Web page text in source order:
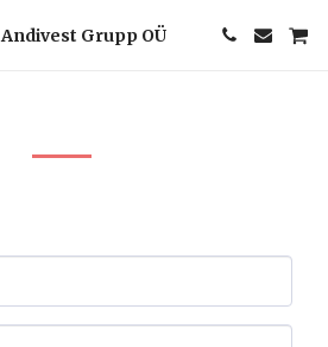
Andivest Grupp OÜ